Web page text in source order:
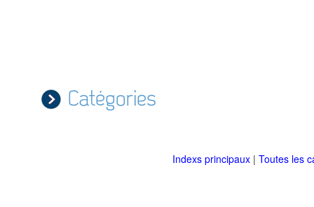
Catégories
Indexs principaux | Toutes les